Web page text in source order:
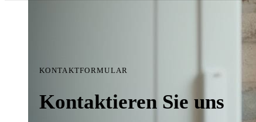
Kontaktieren Sie uns
KONTAKTFORMULAR